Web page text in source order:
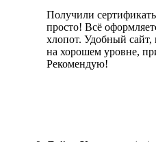
Получили
просто! Всё
хлопот. Удобный
на хорошем уровне,
Рекомендую!